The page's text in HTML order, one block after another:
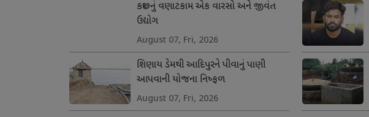
કચ્છનું વણાટકામ એક વારસો અને જીવંત
ઉદ્યોગ
August 07, Fri, 2026
શિણાય ડેમથી આદિપુરને પીવાનું પાણી
આપવાની યોજના નિષ્ફળ
August 07, Fri, 2026